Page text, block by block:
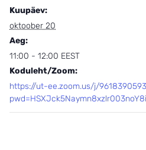
Kuupäev:
oktoober 20
Aeg:
11:00 - 12:00 EEST
Koduleht/Zoom:
https://ut-ee.zoom.us/j/